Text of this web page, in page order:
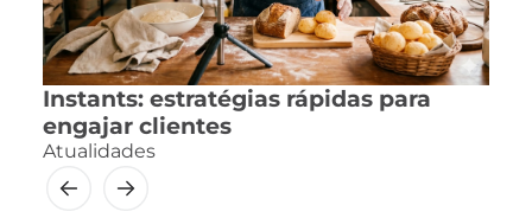
Instants: estratégias rápidas para
engajar clientes
Atualidades